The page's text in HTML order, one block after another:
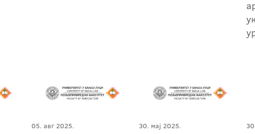
05. авг 2025. 30. мај 2025.